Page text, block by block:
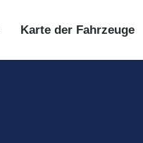
Karte der Fahrzeuge